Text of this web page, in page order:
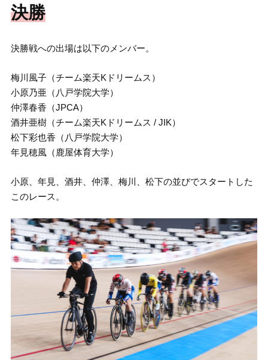
決勝
決勝戦への出場は以下のメンバー。
梅川風子（チーム楽天Kドリームス）
小原乃亜（八戸学院大学）
仲澤春香（JPCA）
酒井亜樹（チーム楽天Kドリームス / JIK）
松下彩也香（八戸学院大学）
年見穂風（鹿屋体育大学）
小原、年見、酒井、仲澤、梅川、松下の並びでスタートした
このレース。